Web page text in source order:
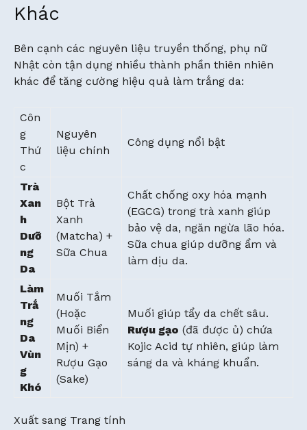
Khác
Bên cạnh các nguyên liệu truyền thống, phụ nữ
Nhật còn tận dụng nhiều thành phần thiên nhiên
khác để tăng cường hiệu quả làm trắng da:
Côn
g
Thứ
c
Nguyên
liệu chính
Công dụng nổi bật
Trà
Xan
h
Dưỡ
ng
Da
Bột Trà
Xanh
(Matcha) +
Sữa Chua
Chất chống oxy hóa mạnh
(EGCG) trong trà xanh giúp
bảo vệ da, ngăn ngừa lão hóa.
Sữa chua giúp dưỡng ẩm và
làm dịu da.
Làm
Trắ
ng
Da
Vùn
g
Khó
Muối Tắm
(Hoặc
Muối Biển
Mịn) +
Rượu Gạo
(Sake)
Muối giúp tẩy da chết sâu.
Rượu gạo (đã được ủ) chứa
Kojic Acid tự nhiên, giúp làm
sáng da và kháng khuẩn.
Xuất sang Trang tính